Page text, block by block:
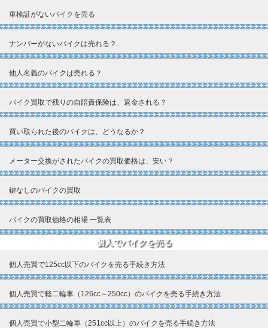
車検証がないバイクを売る
ナンバーがないバイクは売れる？
他人名義のバイクは売れる？
バイク買取で残りの自賠責保険は、返金される？
買い取られた後のバイクは、どうなるか？
メーター交換がされたバイクの買取価格は、安い？
鍵なしのバイクの買取
バイクの買取価格の相場 一覧表
個人でバイクを売る
個人売買で125cc以下のバイクを売る手続き方法
個人売買で軽二輪車（126cc～250cc）のバイクを売る手続き方法
個人売買で小型二輪車（251cc以上）のバイクを売る手続き方法